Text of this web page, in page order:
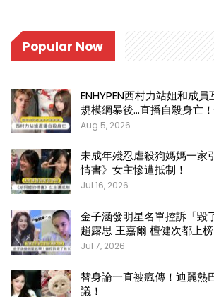
Popular Now
ENHYPEN西村力站姐和成
規模網暴後…直播自殺身亡
Aug 5, 2026
未成年殘忍虐殺狗媽媽一家
情書》女主慘遭抵制！
Jul 16, 2026
金子涵發明星名單控訴「毀
趙露思 王嘉爾 檀健次都上榜
Jul 7, 2026
替身論一直被瘋傳！迪麗熱
議！